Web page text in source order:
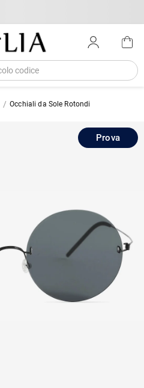
Occhiali da Sole Rotondi
Prova